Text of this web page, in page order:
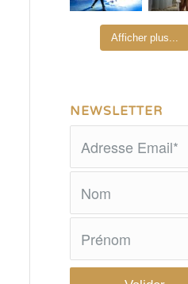
Afficher plus...
NEWSLETTER